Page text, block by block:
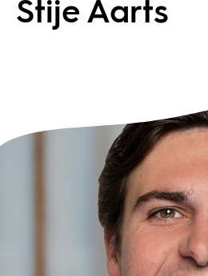
Stije Aarts